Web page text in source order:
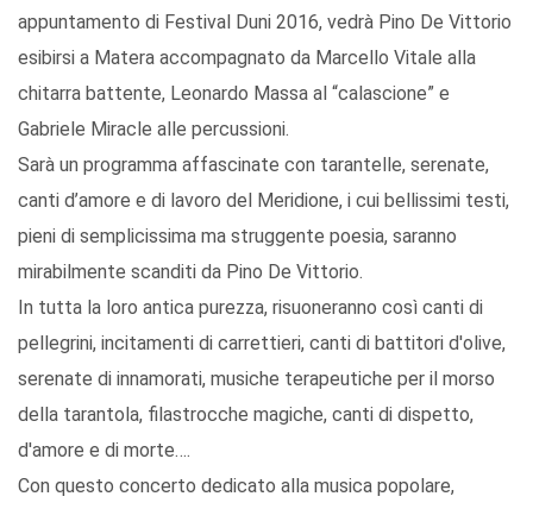
appuntamento di Festival Duni 2016, vedrà Pino De Vittorio
esibirsi a Matera accompagnato da Marcello Vitale alla
chitarra battente, Leonardo Massa al “calascione” e
Gabriele Miracle alle percussioni.
Sarà un programma affascinate con tarantelle, serenate,
canti d’amore e di lavoro del Meridione, i cui bellissimi testi,
pieni di semplicissima ma struggente poesia, saranno
mirabilmente scanditi da Pino De Vittorio.
In tutta la loro antica purezza, risuoneranno così canti di
pellegrini, incitamenti di carrettieri, canti di battitori d'olive,
serenate di innamorati, musiche terapeutiche per il morso
della tarantola, filastrocche magiche, canti di dispetto,
d'amore e di morte….
Con questo concerto dedicato alla musica popolare,